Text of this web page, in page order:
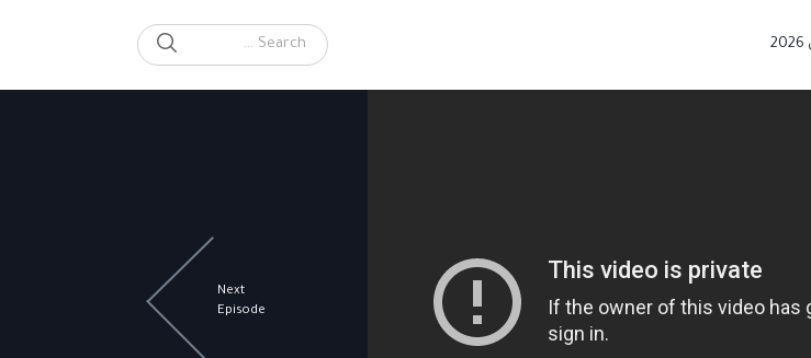
Search for:
SEARCH
Next
Episode